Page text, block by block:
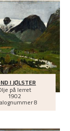
I JØLSTER
på lerret
1902
8